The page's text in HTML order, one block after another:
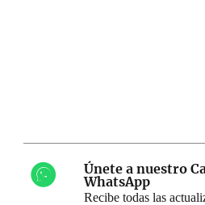
Únete a nuestro
WhatsApp
Recibe todas las